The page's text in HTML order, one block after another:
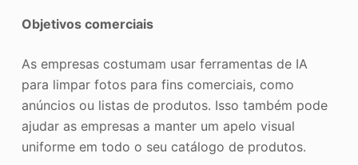
Objetivos comerciais
As empresas costumam usar ferramentas de IA
para limpar fotos para fins comerciais, como
anúncios ou listas de produtos. Isso também pode
ajudar as empresas a manter um apelo visual
uniforme em todo o seu catálogo de produtos.